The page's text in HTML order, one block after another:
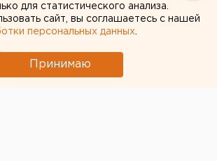
ОКН
для статистического анализа.
сайт, вы соглашаетесь с нашей
персональных данных
Принимаю